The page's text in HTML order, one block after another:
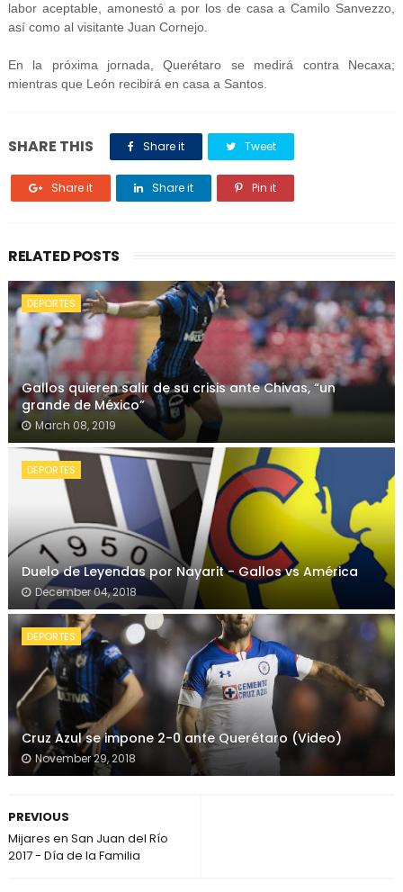
labor aceptable, amonestó a por los de casa a Camilo Sanvezzo,
así como al visitante Juan Cornejo.
En la próxima jornada, Querétaro se medirá contra Necaxa;
mientras que León recibirá en casa a Santos.
SHARE THIS Share it Tweet
Share it Share it Pin it
RELATED POSTS
DEPORTES
Gallos quieren salir de su crisis ante Chivas, “un
grande de México”
March 08, 2019
DEPORTES
Duelo de Leyendas por Nayarit - Gallos vs América
December 04, 2018
DEPORTES
Cruz Azul se impone 2-0 ante Querétaro (Video)
November 29, 2018
PREVIOUS
Mijares en San Juan del Río
2017 - Día de la Familia